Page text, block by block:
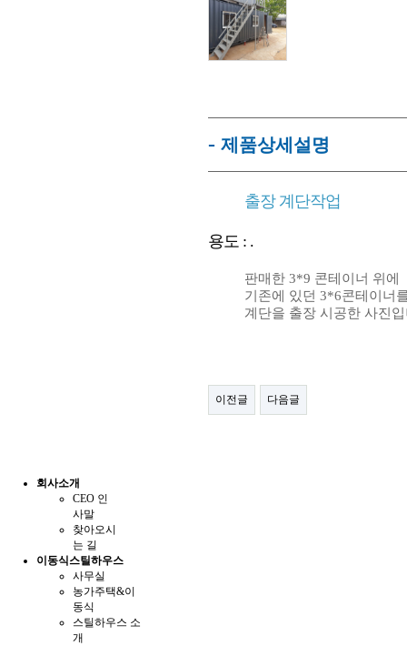
- 제품상세설명
출장 계단작업
용도 : .
판매한 3*9 콘테이너 위에
기존에 있던 3*6콘테이너
계단을 출장 시공한 사진
이전글 다음글
회사소개
CEO 인
사말
찾아오시
는 길
이동식스틸하우스
사무실
농가주택&이
동식
스틸하우스 소
개